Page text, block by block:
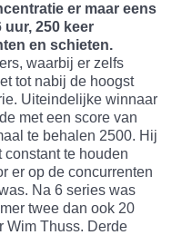
er maar eens
uur, 250 keer
en schieten.
waarbij er zelfs
tot nabij de hoogst
Uiteindelijke winnaar
met een score van
te behalen 2500. Hij
te houden
er op de concurrenten
Na 6 series was
twee dan ook 20
Wim Thuss. Derde